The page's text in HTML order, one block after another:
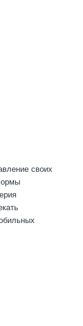
своих